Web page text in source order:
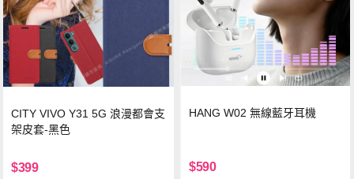
CITY VIVO Y31 5G 浪漫都會支
架皮套-黑色
$399
HANG W02 無線藍牙耳機
$590